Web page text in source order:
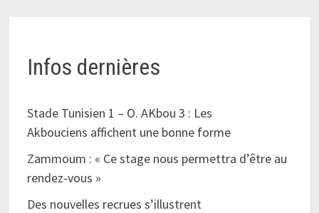
Infos dernières
Stade Tunisien 1 – O. AKbou 3 : Les
Akbouciens affichent une bonne forme
Zammoum : « Ce stage nous permettra d’être au
rendez-vous »
Des nouvelles recrues s’illustrent